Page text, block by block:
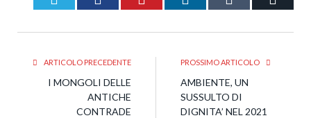
ARTICOLO PRECEDENTE
I MONGOLI DELLE
ANTICHE
CONTRADE
PROSSIMO ARTICOLO
AMBIENTE, UN
SUSSULTO DI
DIGNITA’ NEL 2021